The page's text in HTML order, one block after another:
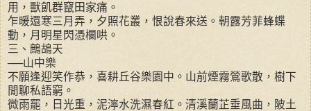
用，獸飢群竄田家痛。
乍暖還寒三月弄，夕照花叢，恨說春來送。朝露芳菲蜂蝶
動，月明星閃憑欄哄。
三、鷓鴣天
──山中樂
不願逢迎笑作恭，喜耕丘谷樂園中。山前煙霧鶯歌散，樹下
閒聊私語窮。
微雨罷，日光重，泥濘水洗濕春紅。清溪蘭芷垂風曲，陂土